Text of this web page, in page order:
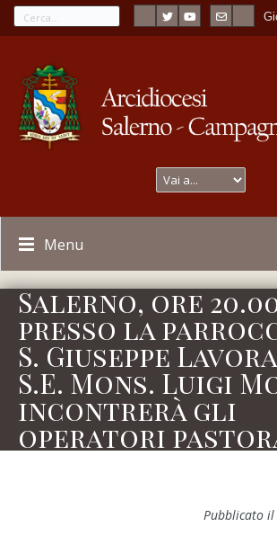
Menu
Salerno, ore
presso la
S. Giuseppe
S.E. Mons. Luigi
incontrerà gli
operatori
Pubblicato